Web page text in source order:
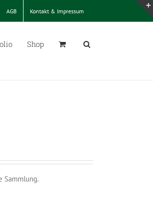
AGB Kontakt & Impressum
Shop
Sammlung.